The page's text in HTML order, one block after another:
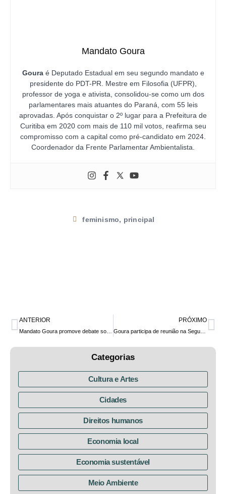
Mandato Goura
Gouraé Deputado Estadual em seu segundo mandato e
presidente do PDT-PR. Mestre em Filosofia (UFPR),
professor de yoga e ativista, consolidou-se como um dos
parlamentares mais atuantes do Paraná, com 55 leis
aprovadas. Após conquistar o 2º lugar para a Prefeitura de
Curitiba em 2020 com mais de 110 mil votos, reafirma seu
compromisso com a capital como pré-candidato em 2024.
Coordenador da Frente Parlamentar Ambientalista.
feminismo, principal
ANTERIOR PRÓXIMO
Goura participa de reunião na Segurança Pública sobre incidentes, com mortes e incêndio, na Ocupação 29 de Março (CIC)
Categorias
Cultura e Artes
Cidades
Direitos humanos
Economia local
Economia sustentável
Meio Ambiente